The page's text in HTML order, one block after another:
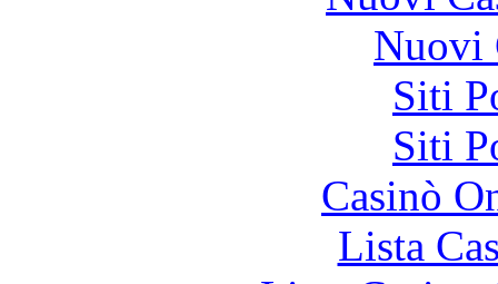
Nuovi
Siti
Siti
Casinò
Lista